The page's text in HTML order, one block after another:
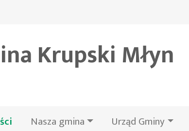
Krupski Młyn
(bieżąca)Nasza gmina Urząd Gminy